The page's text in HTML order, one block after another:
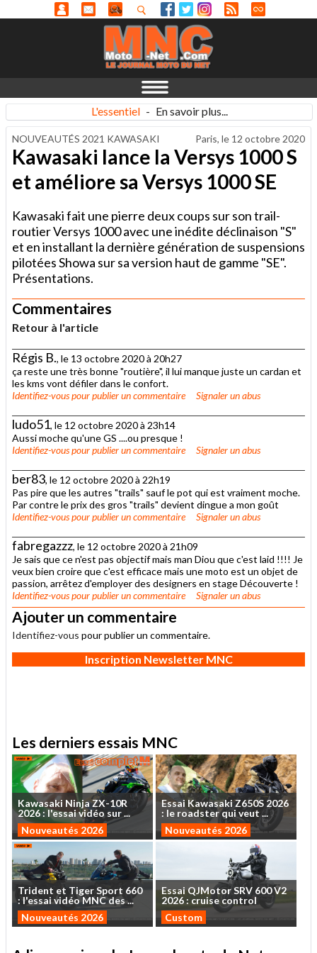
L'essentiel - En savoir plus...
NOUVEAUTÉS 2021 KAWASAKI Paris, le 12 octobre 2020
Kawasaki lance la Versys 1000 S
et améliore sa Versys 1000 SE
Kawasaki fait une pierre deux coups sur son trail-
routier Versys 1000 avec une inédite déclinaison "S"
et en installant la dernière génération de suspensions
pilotées Showa sur sa version haut de gamme "SE".
Présentations.
Commentaires
Retour à l'article
Régis B., le 13 octobre 2020 à 20h27
ça reste une très bonne "routière", il lui manque juste un cardan et
les kms vont défiler dans le confort.
Identifiez-vouspour publier un commentaire Signaler un abus
ludo51, le 12 octobre 2020 à 23h14
Aussi moche qu'une GS ....ou presque !
Identifiez-vouspour publier un commentaire Signaler un abus
ber83, le 12 octobre 2020 à 22h19
Pas pire que les autres "trails" sauf le pot qui est vraiment moche.
Par contre le prix des gros "trails" devient dingue a mon goût
Identifiez-vouspour publier un commentaire Signaler un abus
fabregazzz, le 12 octobre 2020 à 21h09
Je sais que ce n'est pas objectif mais man Diou que c'est laid !!!! Je
veux bien croire que c'est efficace mais une moto est un objet de
passion, arrêtez d'employer des designers en stage Découverte !
Identifiez-vouspour publier un commentaire Signaler un abus
Ajouter un commentaire
Identifiez-vous pour publier un commentaire.
Inscription Newsletter MNC
Les derniers essais MNC
Kawasaki NinjaZX-10R
2026: l'essaividéo sur...
Nouveautés 2026
Essai KawasakiZ650S 2026
: le roadsterquiveut ...
Nouveautés 2026
Trident et TigerSport 660
: l'essaividéoMNCdes...
Nouveautés 2026
EssaiQJMotorSRV 600V2
2026 : cruise control
Custom